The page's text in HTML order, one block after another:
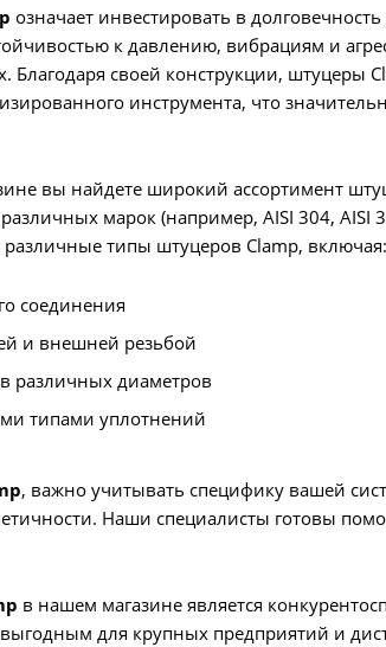
означает инвестировать в
к давлению, вибрациям и
Благодаря своей конструкции, штуцеры
инструмента, что
вы найдете широкий ассортимент
марок (например, AISI 304, AISI
типы штуцеров Clamp, включая:
соединения
и внешней резьбой
различных диаметров
типами уплотнений
, важно учитывать специфику вашей
Наши специалисты готовы
в нашем магазине является
для крупных предприятий и